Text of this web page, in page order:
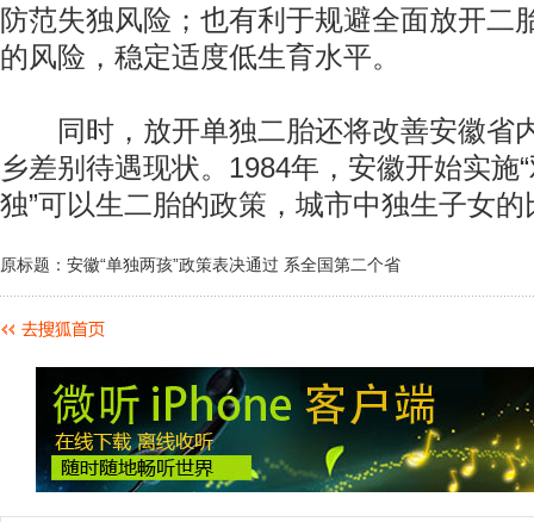
防范失独风险；也有利于规避全面放开二
的风险，稳定适度低生育水平。
同时，放开单独二胎还将改善安徽省
乡差别待遇现状。1984年，安徽开始实施“
独”可以生二胎的政策，城市中独生子女
原标题：安徽“单独两孩”政策表决通过 系全国第二个省